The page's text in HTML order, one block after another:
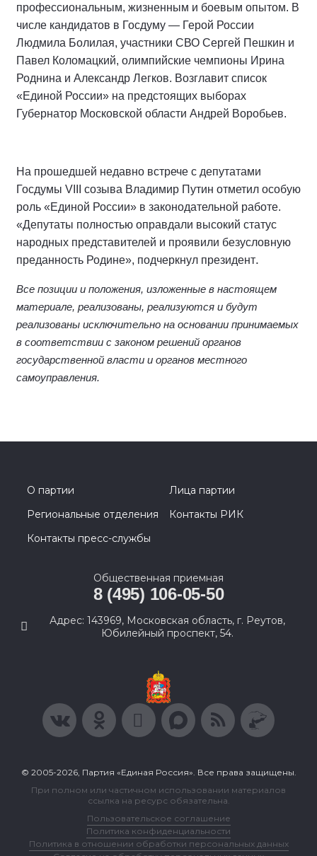
профессиональным, жизненным и боевым опытом. В
числе кандидатов в Госдуму — Герой России
Людмила Болилая, участники СВО Сергей Пешкин и
Павел Коломацкий, олимпийские чемпионы Ирина
Роднина и Александр Легков. Возглавит список
«Единой России» на предстоящих выборах
Губернатор Московской области Андрей Воробьев.
На прошедшей недавно встрече с депутатами
Госдумы VIII созыва Владимир Путин отметил особую
роль «Единой России» в законодательной работе.
«Депутаты полностью оправдали высокий статус
народных представителей и проявили безусловную
преданность Родине», подчеркнул президент.
Все позиции и положения, изложенные в настоящем
материале, реализованы, реализуются и будут
реализованы исключительно на основании принимаемых
в соответствии с законом решений органов
государственной власти и органов местного
самоуправления.
О партии
Лица партии
Региональные отделения
Контакты РИК
Контакты пресс-службы
Общественная приемная
8 (495) 106-05-50
Адрес: 143969, Московская область, г. Реутов,
Юбилейный проспект, 54.
© 2005-2026, Партия «Единая Россия». Все права защищены.
При полном или частичном использовании материалов
ссылка на ресурс обязательна.
Пользовательское соглашение
Политика конфиденциальности
Политика в отношении обработки персональных данных